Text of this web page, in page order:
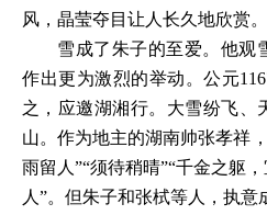
风，晶莹夺目让人长久地欣赏。
雪成了朱子的至爱。他观
作出更为激烈的举动。公元
之，应邀湖湘行。大雪纷飞、
山。作为地主的湖南帅张孝祥
雨留人”“须待稍晴”“千金之躯
人”。但朱子和张栻等人，执意